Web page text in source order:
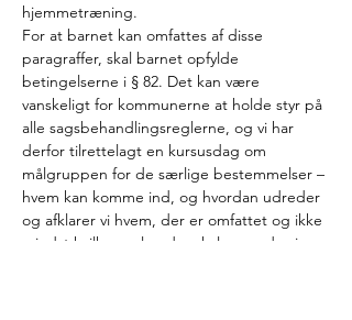
hjemmetræning.
For at barnet kan omfattes af disse
paragraffer, skal barnet opfylde
betingelserne i § 82. Det kan være
vanskeligt for kommunerne at holde styr på
alle sagsbehandlingsreglerne, og vi har
derfor tilrettelagt en kursusdag om
målgruppen for de særlige bestemmelser –
hvem kan komme ind, og hvordan udreder
og afklarer vi hvem, der er omfattet og ikke
mindst hvilke regler, der skal anvendes i